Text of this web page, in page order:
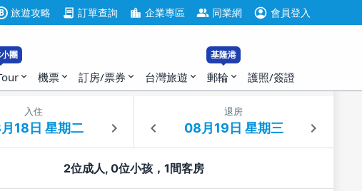
旅遊攻略 contract 訂單查詢 location_city 企業專區 group 同業網 account_circle 會員登入
團
expand_more 機票 expand_more 訂房/票券 expand_more 台灣旅遊 expand_more
基隆港
郵輪 expand_more 護照/簽證
入住 退房
2位成人, 0位小孩，1間客房